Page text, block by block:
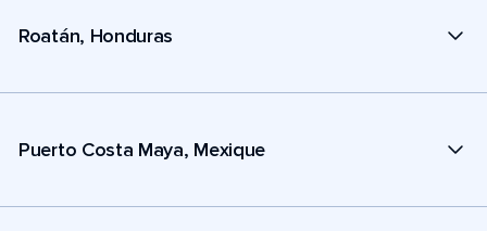
Roatán, Honduras
Puerto Costa Maya, Mexique